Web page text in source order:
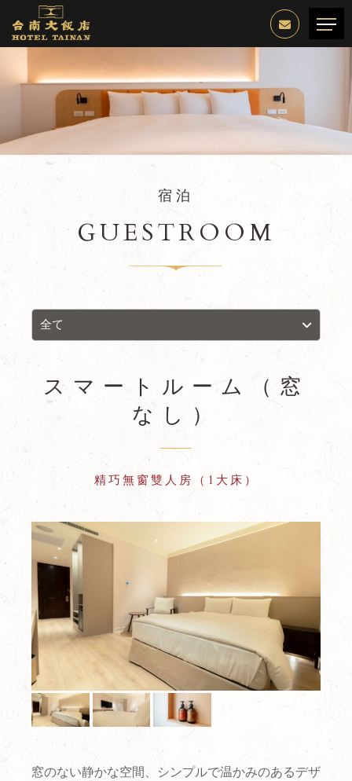
宿泊
GUESTROOM
全て
スマートルーム（窓
なし）
精巧無窗雙人房（1大床）
窓のない静かな空間、シンプルで温かみのあるデザ